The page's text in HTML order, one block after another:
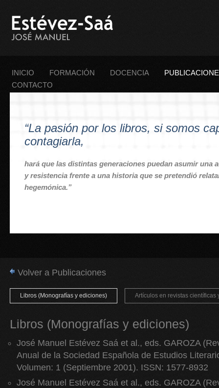
INICIO FORMACIÓN DOCENCIA
CONTACTO
“La pasión por los libros, si somos
contagiarla,
hará que las distintas generaciones puedan asumir una
y resistencia frente a una historia que se pretendió
hegemónica.”
Volver a Publicaciones
Libros (Monografías y ediciones) Artículos en revistas científicas
Libros (Monografías y ediciones)
José Manuel Estévez Saá et al., eds. GAROZA
Anual de la Sociedad Española de Estudios
Volumen: 1 (Septiembre 2001). ISSN: 1577-8932
José Manuel Estévez Saá et al., eds. GAROZA